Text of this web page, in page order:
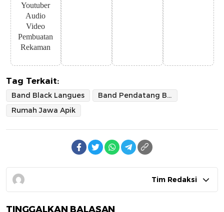
Youtuber
Audio
Video
Pembuatan
Rekaman
Tag Terkait:
Band Black Langues
Band Pendatang Baru DIY
Rumah Jawa Apik
Tim Redaksi
TINGGALKAN BALASAN